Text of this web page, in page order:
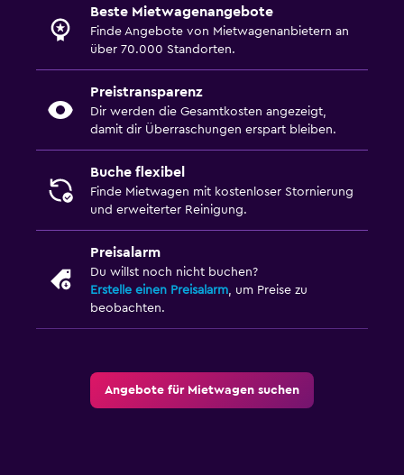
Beste Mietwagenangebote
Finde Angebote von Mietwagenanbietern an
über 70.000 Standorten.
Preistransparenz
Dir werden die Gesamtkosten angezeigt,
damit dir Überraschungen erspart bleiben.
Buche flexibel
Finde Mietwagen mit kostenloser Stornierung
und erweiterter Reinigung.
Preisalarm
Du willst noch nicht buchen?
Erstelle einen Preisalarm, um Preise zu
beobachten.
Angebote für Mietwagen suchen